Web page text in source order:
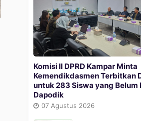
Komisi II DPRD Kampar Minta
Kemendikdasmen Terbitkan
untuk 283 Siswa yang Belum
Dapodik
07 Agustus 2026